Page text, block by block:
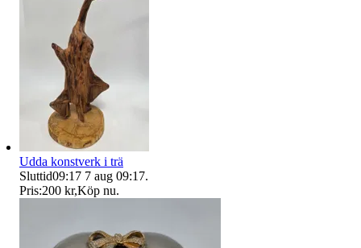
Udda konstverk i trä
Sluttid09:17 7 aug 09:17.
Pris:200 kr,Köp nu.